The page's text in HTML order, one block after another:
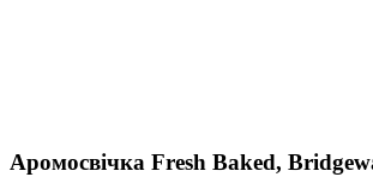
Аромосвічка Fresh Baked,